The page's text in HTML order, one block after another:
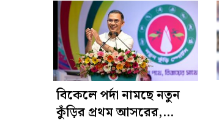
বিকেলে পর্দা নামছে নতুন
কুঁড়ির প্রথম আসরের,